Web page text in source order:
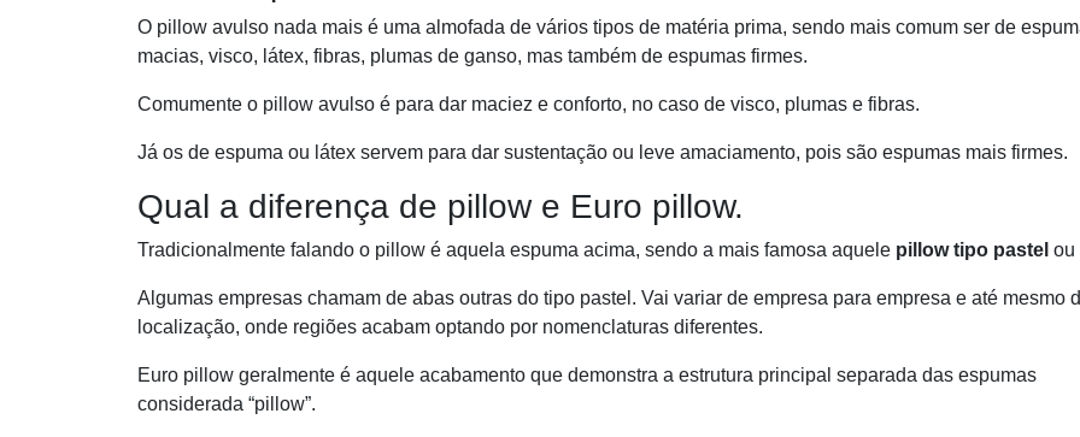
O pillow avulso nada mais é uma almofada de vários tipos de matéria prima, sendo mais comum ser de
macias, visco, látex, fibras, plumas de ganso, mas também de espumas firmes.
Comumente o pillow avulso é para dar maciez e conforto, no caso de visco, plumas e fibras.
Já os de espuma ou látex servem para dar sustentação ou leve amaciamento, pois são espumas mais firmes.
Qual a diferença de pillow e Euro pillow.
Tradicionalmente falando o pillow é aquela espuma acima, sendo a mais famosa aquele pillow tipo pastel ou
Algumas empresas chamam de abas outras do tipo pastel. Vai variar de empresa para empresa e até mesmo
localização, onde regiões acabam optando por nomenclaturas diferentes.
Euro pillow geralmente é aquele acabamento que demonstra a estrutura principal separada das espumas
considerada “pillow”.